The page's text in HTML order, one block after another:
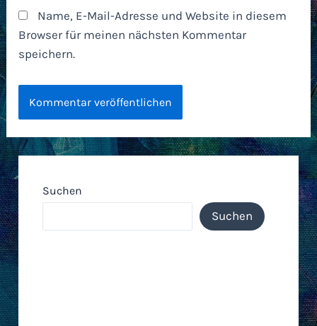
Name, E-Mail-Adresse und Website in diesem
Browser für meinen nächsten Kommentar
speichern.
Suchen
Suchen